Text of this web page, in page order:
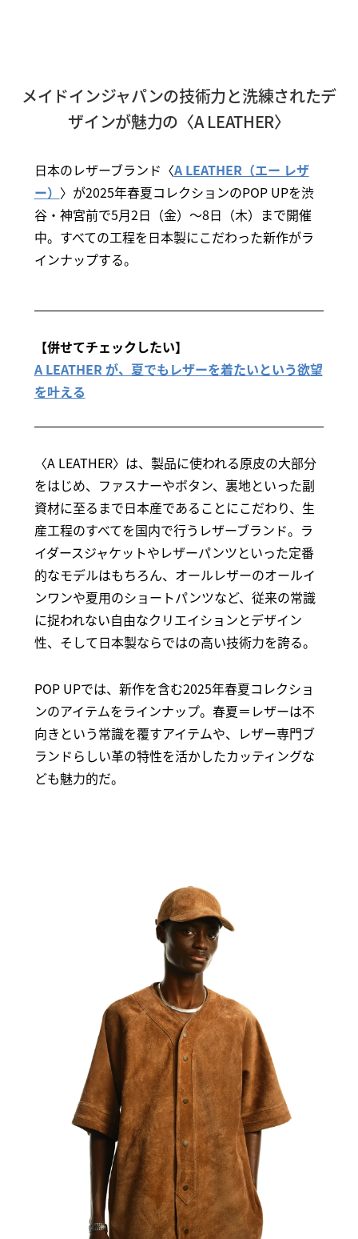
メイドインジャパンの技術力と洗練されたデ
ザインが魅力の〈A LEATHER〉
日本のレザーブランド〈A LEATHER（エー レザ
ー） 〉が2025年春夏コレクションのPOP UPを渋
谷・神宮前で5月2日（金）～8日（木）まで開催
中。すべての工程を日本製にこだわった新作がラ
インナップする。
【併せてチェックしたい】
A LEATHER が、夏でもレザーを着たいという欲望
を叶える
〈A LEATHER〉は、製品に使われる原皮の大部分
をはじめ、ファスナーやボタン、裏地といった副
資材に至るまで日本産であることにこだわり、生
産工程のすべてを国内で行うレザーブランド。ラ
イダースジャケットやレザーパンツといった定番
的なモデルはもちろん、オールレザーのオールイ
ンワンや夏用のショートパンツなど、従来の常識
に捉われない自由なクリエイションとデザイン
性、そして日本製ならではの高い技術力を誇る。
POP UPでは、新作を含む2025年春夏コレクショ
ンのアイテムをラインナップ。春夏＝レザーは不
向きという常識を覆すアイテムや、レザー専門ブ
ランドらしい革の特性を活かしたカッティングな
ども魅力的だ。